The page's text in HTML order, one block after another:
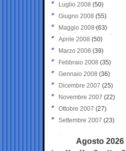
Luglio 2008 (50)
Giugno 2008 (55)
Maggio 2008(63)
Aprile 2008 (50)
Marzo 2008 (39)
Febbraio 2008 (35)
Gennaio 2008 (36)
Dicembre 2007 (25)
Novembre 2007 (22)
Ottobre 2007 (27)
Settembre 2007 (23)
Agosto 2026